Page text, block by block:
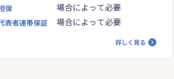
保 場合によって必要
表者連帯保証 場合によって必要
詳しく見る